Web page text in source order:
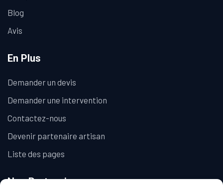
Blog
Avis
En Plus
Demander un devis
Demander une intervention
Contactez-nous
Devenir partenaire artisan
Liste des pages
Nos Partenaires